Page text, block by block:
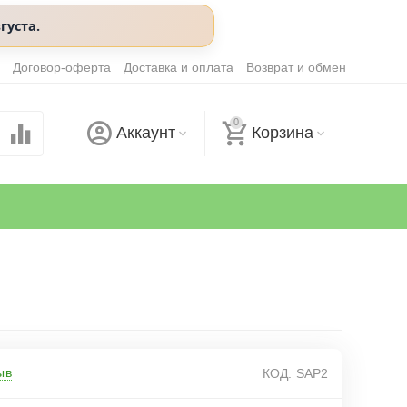
Договор-оферта Доставка и оплата Возврат и обмен
Аккаунт
0
Корзина
КОД: SAP2